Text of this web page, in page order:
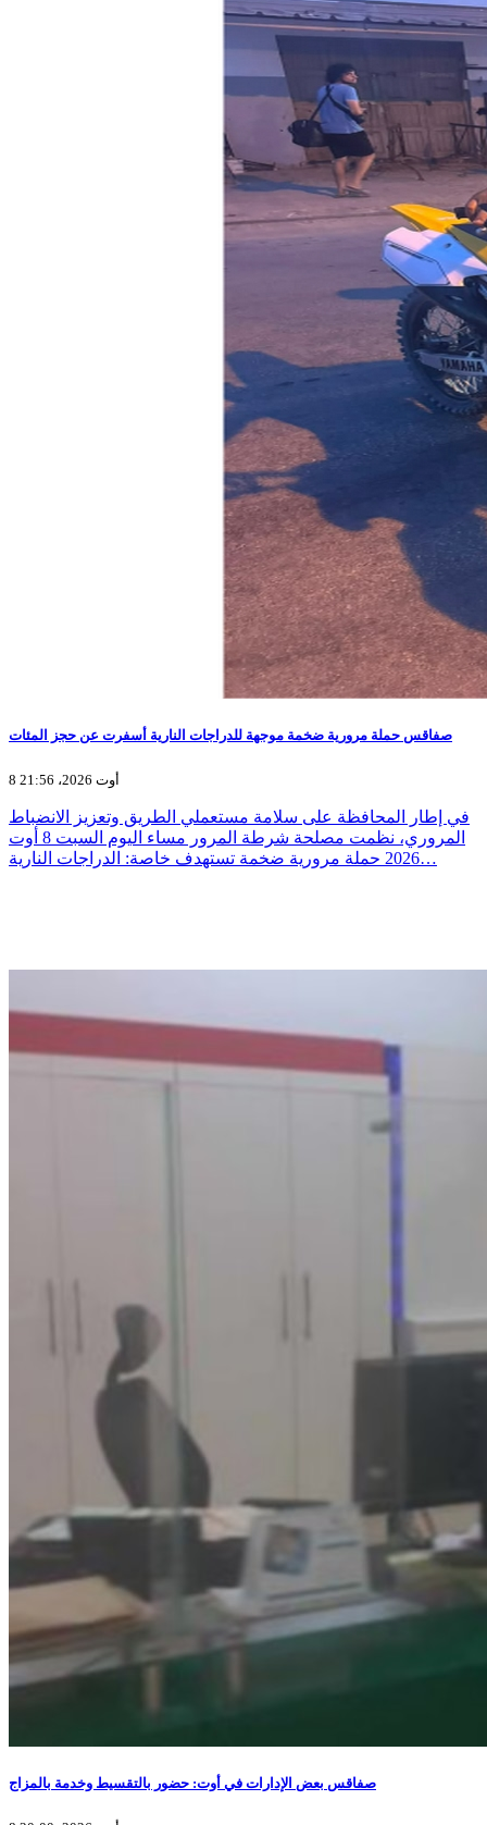
صفاقس حملة مرورية ضخمة موجهة للدراجات النارية أسفرت عن حجز المئات
8 أوت 2026، 21:56
في إطار المحافظة على سلامة مستعملي الطريق وتعزيز الانضباط
المروري، نظمت مصلحة شرطة المرور مساء اليوم السبت 8 أوت
2026 حملة مرورية ضخمة تستهدف خاصة: الدراجات النارية…
صفاقس بعض الإدارات في أوت: حضور بالتقسيط وخدمة بالمزاج